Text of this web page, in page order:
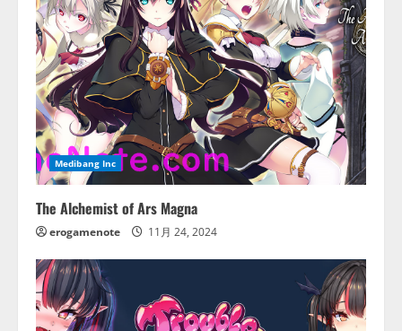
Medibang Inc
The Alchemist of Ars Magna
erogamenote 11月 24, 2024